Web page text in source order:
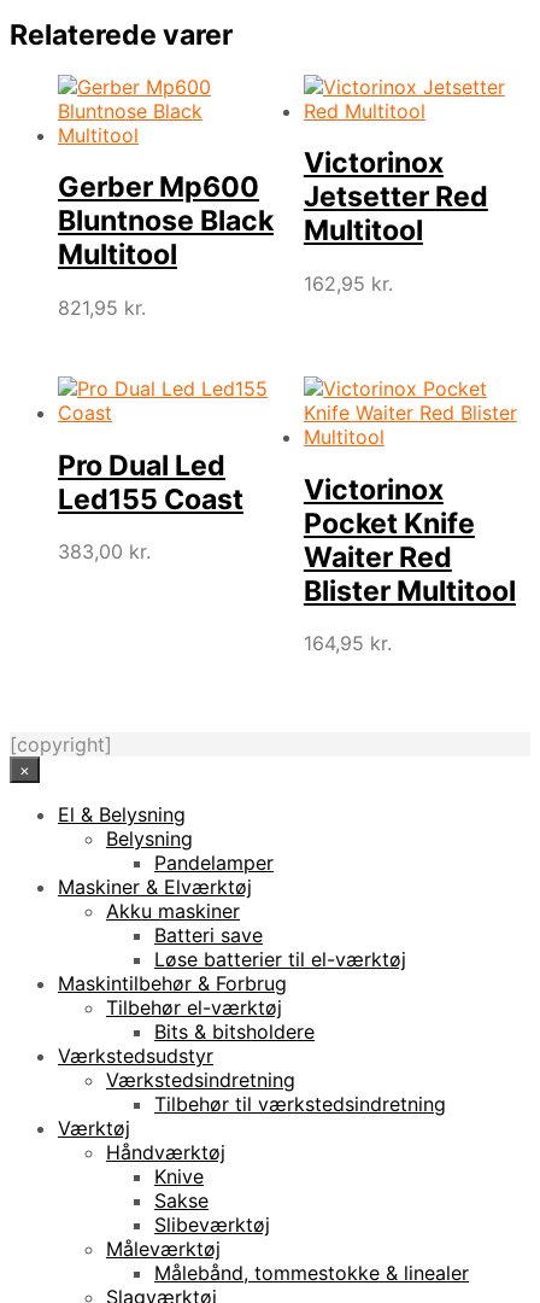
Relaterede varer
Gerber Mp600
Bluntnose Black
Multitool
821,95 kr.
Victorinox
Jetsetter Red
Multitool
162,95 kr.
Pro Dual Led
Led155 Coast
383,00 kr.
Victorinox
Pocket Knife
Waiter Red
Blister Multitool
164,95 kr.
[copyright]
×
El & Belysning
Belysning
Pandelamper
Maskiner & Elværktøj
Akku maskiner
Batteri save
Løse batterier til el-værktøj
Maskintilbehør & Forbrug
Tilbehør el-værktøj
Bits & bitsholdere
Værkstedsudstyr
Værkstedsindretning
Tilbehør til værkstedsindretning
Værktøj
Håndværktøj
Knive
Sakse
Slibeværktøj
Måleværktøj
Målebånd, tommestokke & linealer
Slagværktøj